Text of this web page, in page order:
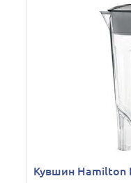
Кувшин Hamilton